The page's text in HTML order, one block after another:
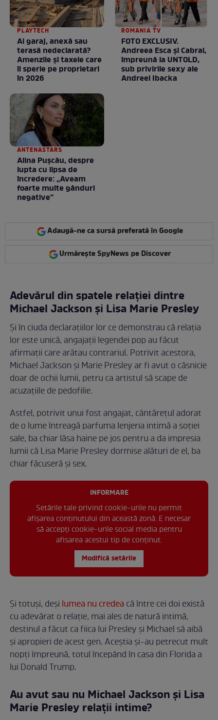
PLAYTECH
Ai garaj, anexă sau
terasă nedeclarată?
Amenzile și taxele care
îi sperie pe proprietari
în 2026
ROMANIA TV
FOTO EXCLUSIV.
Andreea Esca şi Cabral,
împreună la UNTOLD,
sub privirile sexy ale
Andreei Ibacka
ANTENASTARS
Alina Pușcău, despre
lupta cu lipsa de
încredere: „Aveam
foarte multe gânduri
negative”
Adaugă-ne ca sursă preferată în Google
Urmărește SpyNews pe Discover
Adevărul din spatele relației dintre
Michael Jackson și Lisa Marie Presley
Și în ciuda declarațiilor lor ce demonstrau că relația
lor este unică, angajații legendei pop au făcut
afirmații care arătau contrariul. Potrivit acestora,
Michael Jackson și Marie Presley ar fi avut o căsnicie
doar de ochii lumii, petru ca artistul să scape de
acuzațiile de pedofilie.
Astfel, potrivit unui fost angajat, cântărețul adorat
de o lume întreagă parfuma lenjeria intimă a soției
sale, ba chiar lăsa haine pe jos pentru a da impresia
lumii că Lisa Marie Presley dormise alături de el, ba
chiar făcuseră și sex.
INFORMARE
Setările tale privind cookie-urile nu permit
afișarea conținutului din această zonă. E necesar
să accepți cookie-urile social media pentru
afisarea acestui tip de conținut.
Modifică setările
Și totuși, deși lumea nu credea că între cei doi există
cu adevărat o relație, mai ales de natură intimă,
destinul a făcut ca fiica lui Presley și Michael să aibă
și apropieri de acest gen. Aceștia și-au petrecut mult
nopți împreună, totul începând în casa din Florida a
lui Donald Trump.
Au avut sau nu Michael Jackson și Lisa
Marie Presley relații intime?